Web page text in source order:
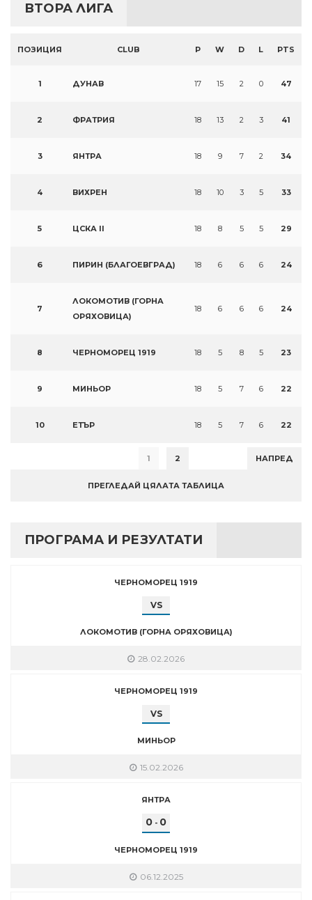
ВТОРА ЛИГА
ПОЗИЦИЯ CLUB P W D L PTS
1 ДУНАВ 17 15 2 0 47
2 ФРАТРИЯ 18 13 2 3 41
3 ЯНТРА 18 9 7 2 34
4 ВИХРЕН 18 10 3 5 33
5 ЦСКА II 18 8 5 5 29
6 ПИРИН (БЛАГОЕВГРАД) 18 6 6 6 24
7
ЛОКОМОТИВ (ГОРНА
ОРЯХОВИЦА)
18 6 6 6 24
8 ЧЕРНОМОРЕЦ 1919 18 5 8 5 23
9 МИНЬОР 18 5 7 6 22
10 ЕТЪР 18 5 7 6 22
1 2 НАПРЕД
ПРЕГЛЕДАЙ ЦЯЛАТА ТАБЛИЦА
ПРОГРАМА И РЕЗУЛТАТИ
ЧЕРНОМОРЕЦ 1919
VS
ЛОКОМОТИВ (ГОРНА ОРЯХОВИЦА)
28.02.2026
ЧЕРНОМОРЕЦ 1919
VS
МИНЬОР
15.02.2026
ЯНТРА
0 - 0
ЧЕРНОМОРЕЦ 1919
06.12.2025